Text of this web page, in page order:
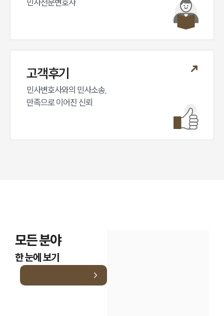
민사전문변호사
고객후기
민사변호사와의 민사소송,
만족으로 이어진 신뢰
모든 분야
한 눈에 보기